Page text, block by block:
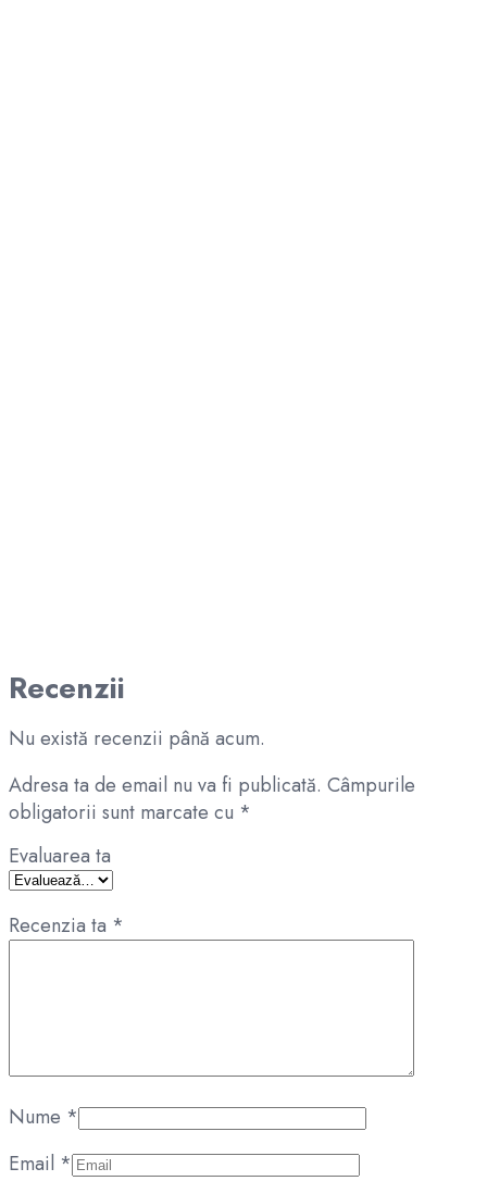
Recenzii
Nu există recenzii până acum.
Adresa ta de email nu va fi publicată. Câmpurile
obligatorii sunt marcate cu *
Evaluarea ta
Recenzia ta *
Nume *
Email *